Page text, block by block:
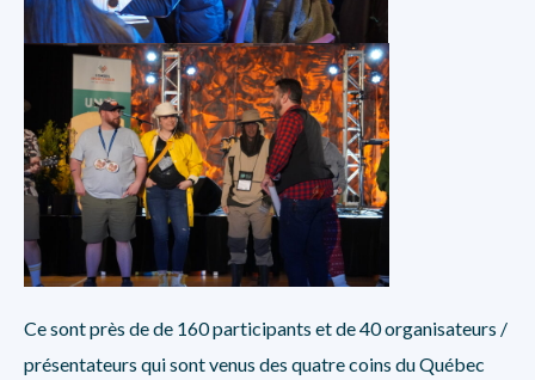
Ce sont près de de 160 participants et de 40 organisateurs /
présentateurs qui sont venus des quatre coins du Québec